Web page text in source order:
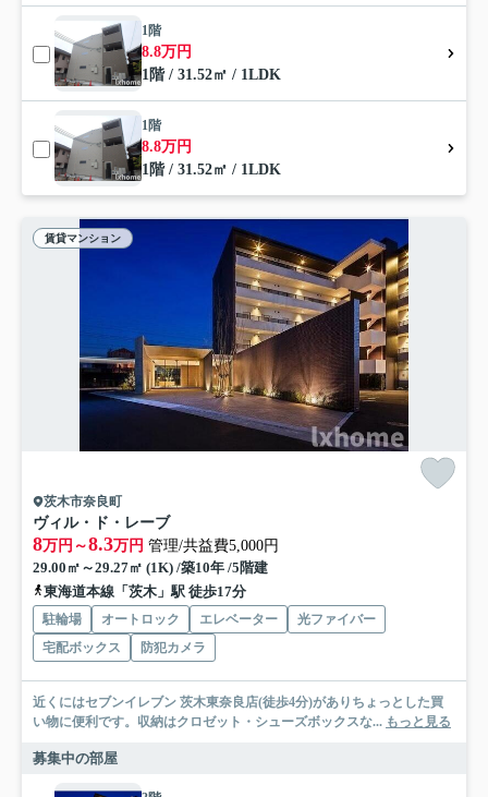
1階
8.8万円
1階 / 31.52㎡ / 1LDK
1階
8.8万円
1階 / 31.52㎡ / 1LDK
賃貸マンション
茨木市奈良町
ヴィル・ド・レーブ
8万円～8.3万円 管理/共益費5,000円
29.00㎡～29.27㎡ (1K) /築10年 /5階建
東海道本線「茨木」駅 徒歩17分
駐輪場 オートロック エレベーター
光ファイバー
宅配ボックス
防犯カメラ
近くにはセブンイレブン 茨木東奈良店(徒歩4分)がありちょっとした買
い物に便利です。収納はクロゼット・シューズボックスな... もっと見る
募集中の部屋